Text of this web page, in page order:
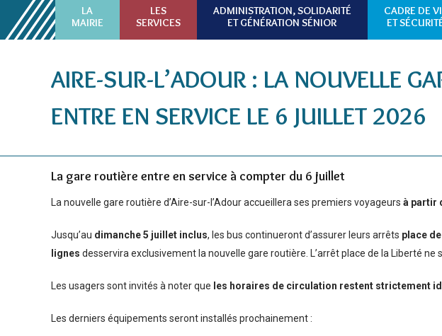
LA
MAIRIE
LES
SERVICES
ADMINISTRATION, SOLIDARITÉ
ET GÉNÉRATION SÉNIOR
CADRE DE
ET
AIRE-SUR-L’ADOUR : LA NOUVELLE
ENTRE EN SERVICE LE 6 JUILLET 2026
La gare routière entre en service à compter du 6 juillet
La nouvelle gare routière d’Aire-sur-l’Adour accueillera ses premiers voyageurs à partir
Jusqu’au dimanche 5 juillet inclus, les bus continueront d’assurer leurs arrêts place
lignes desservira exclusivement la nouvelle gare routière. L’arrêt place de la Liberté ne
Les usagers sont invités à noter que les horaires de circulation restent strictement
Les derniers équipements seront installés prochainement :